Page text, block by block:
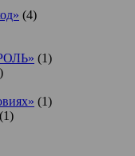
(4)
(1)
(1)
(1)